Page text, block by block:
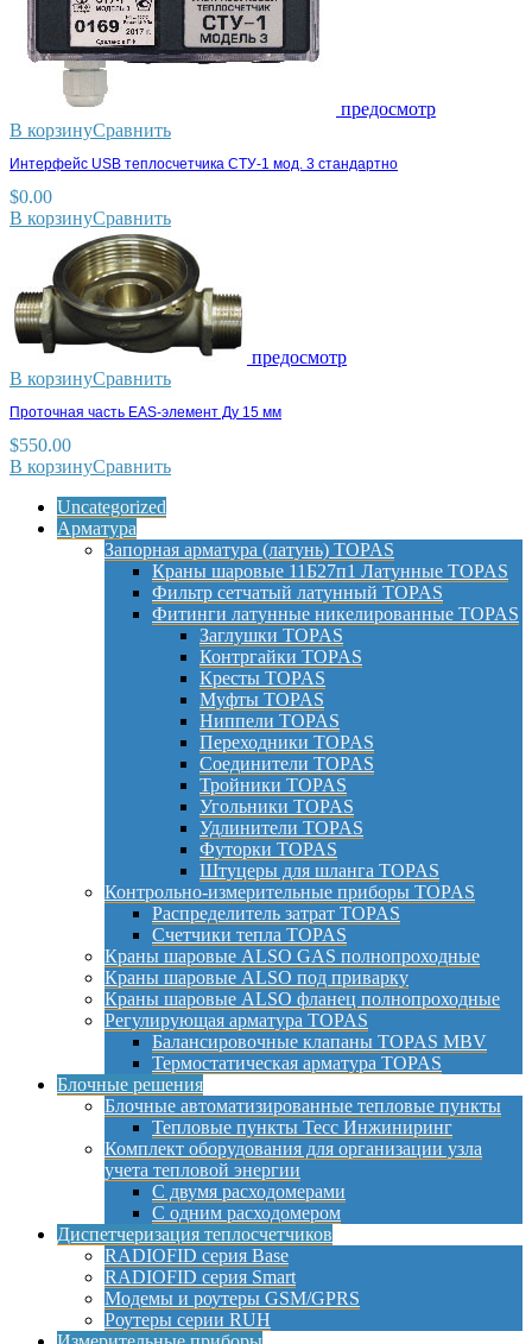
предосмотр
В корзинуСравнить
Интерфейс USB теплосчетчика СТУ-1 мод. 3 стандартно
$0.00
В корзинуСравнить
предосмотр
В корзинуСравнить
Проточная часть EAS-элемент Ду 15 мм
$550.00
В корзинуСравнить
Uncategorized
Арматура
Запорная арматура (латунь) TOPAS
Краны шаровые 11Б27п1 Латунные TOPAS
Фильтр сетчатый латунный TOPAS
Фитинги латунные никелированные TOPAS
Заглушки TOPAS
Контргайки TOPAS
Кресты TOPAS
Муфты TOPAS
Ниппели TOPAS
Переходники TOPAS
Соединители TOPAS
Тройники TOPAS
Угольники TOPAS
Удлинители TOPAS
Футорки TOPAS
Штуцеры для шланга TOPAS
Контрольно-измерительные приборы TOPAS
Распределитель затрат TOPAS
Счетчики тепла TOPAS
Краны шаровые ALSO GAS полнопроходные
Краны шаровые ALSO под приварку
Краны шаровые ALSO фланец полнопроходные
Регулирующая арматура TOPAS
Балансировочные клапаны TOPAS MBV
Термостатическая арматура TOPAS
Блочные решения
Блочные автоматизированные тепловые пункты
Тепловые пункты Тесс Инжиниринг
Комплект оборудования для организации узла
учета тепловой энергии
С двумя расходомерами
С одним расходомером
Диспетчеризация теплосчетчиков
RADIOFID серия Base
RADIOFID серия Smart
Модемы и роутеры GSM/GPRS
Роутеры серии RUH